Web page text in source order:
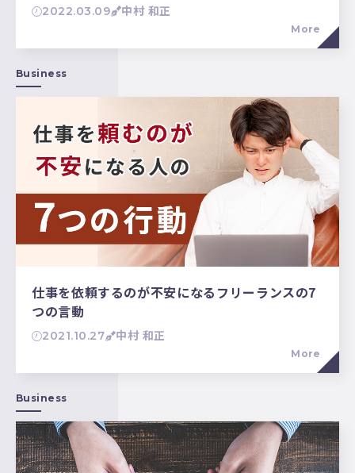
2022.03.09 中村 和正
More
Business
仕事を依頼するのが不安になるフリーランスの7
つの言動
2021.10.27 中村 和正
More
Business